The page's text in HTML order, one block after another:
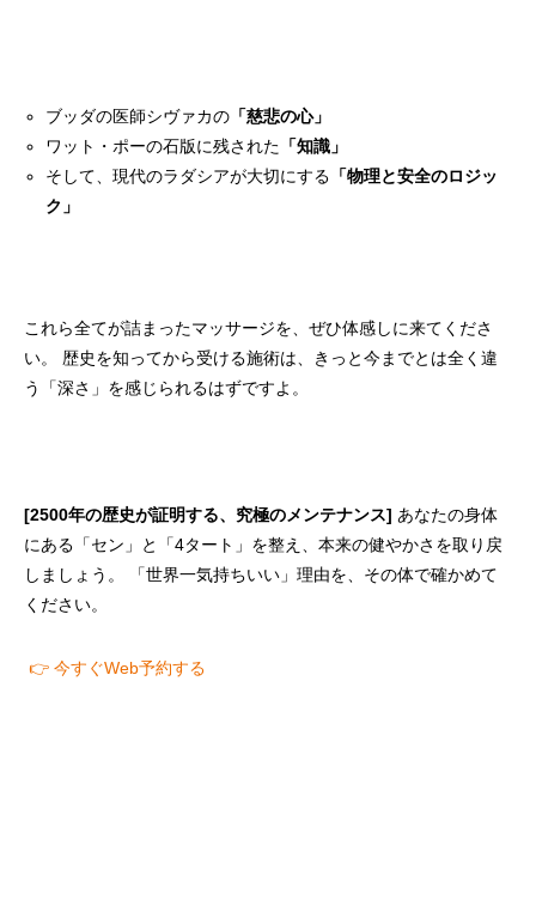
ブッダの医師シヴァカの 「慈悲の心」
ワット・ポーの石版に残された 「知識」
そして、現代のラダシアが大切にする 「物理と安全のロジッ
ク」
これら全てが詰まったマッサージを、ぜひ体感しに来てくださ
い。 歴史を知ってから受ける施術は、きっと今までとは全く違
う「深さ」を感じられるはずですよ。
[2500年の歴史が証明する、究極のメンテナンス] あなたの身体
にある「セン」と「4タート」を整え、本来の健やかさを取り戻
しましょう。 「世界一気持ちいい」理由を、その体で確かめて
ください。
👉 今すぐWeb予約する